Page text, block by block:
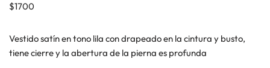
$1700
Vestido satín en tono lila con drapeado en la cintura y busto,
tiene cierre y la abertura de la pierna es profunda